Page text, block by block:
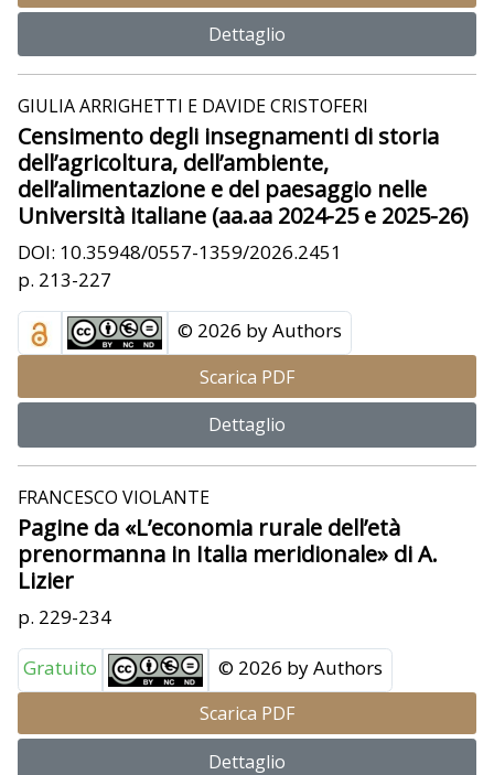
Dettaglio
GIULIA ARRIGHETTI E DAVIDE CRISTOFERI
Censimento degli insegnamenti di storia
dell’agricoltura, dell’ambiente,
dell’alimentazione e del paesaggio nelle
Università italiane (aa.aa 2024-25 e 2025-26)
DOI: 10.35948/0557-1359/2026.2451
p. 213-227
© 2026 by Authors
Scarica PDF
Dettaglio
FRANCESCO VIOLANTE
Pagine da «L’economia rurale dell’età
prenormanna in Italia meridionale» di A.
Lizier
p. 229-234
Gratuito
© 2026 by Authors
Scarica PDF
Dettaglio